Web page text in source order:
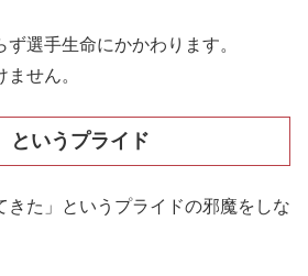
選手生命にかかわります。
せん。
というプライド
きた」というプライドの邪魔をしな